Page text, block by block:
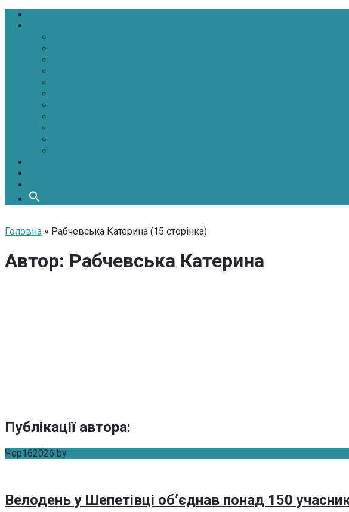
Головна » Рабчевська Катерина (15 сторінка)
Автор: Рабчевська Катерина
Публікації автора:
Чер162026 by
Велодень у Шепетівці об’єднав понад 150